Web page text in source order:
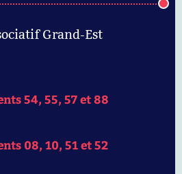
Grand-Est
54, 55, 57 et 88
08, 10, 51 et 52